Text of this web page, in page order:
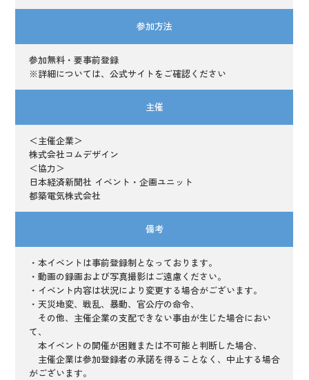
参加方法
参加無料・要事前登録
※詳細については、公式サイトをご確認ください
主催
＜主催企業＞
株式会社コムデザイン
＜協力＞
日本経済新聞社 イベント・企画ユニット
都築電気株式会社
備考
・本イベントは事前登録制となっております。
・動画の録画および写真撮影はご遠慮ください。
・イベント内容は状況により変更する場合がございます。
・天災地変、戦乱、暴動、官公庁の命令、
その他、主催企業の支配できない事由が生じた場合におい
て、
本イベントの開催が困難または不可能と判断した場合、
主催企業は参加登録者の承諾を得ることなく、中止する場合
がございます。